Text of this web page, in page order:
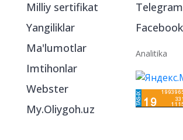
Yangiliklar
Ma'lumotlar
Imtihonlar
Webster
My.Oliygoh.uz
Facebook
Analitika